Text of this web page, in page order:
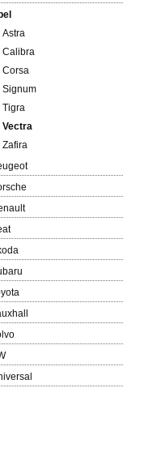
Astra
Calibra
Corsa
Signum
Tigra
Vectra
Zafira